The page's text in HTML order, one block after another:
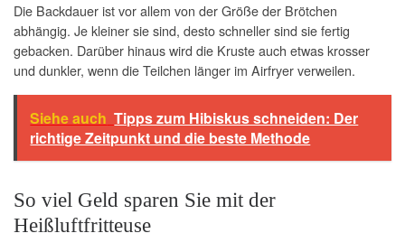
Die Backdauer ist vor allem von der Größe der Brötchen
abhängig. Je kleiner sie sind, desto schneller sind sie fertig
gebacken. Darüber hinaus wird die Kruste auch etwas krosser
und dunkler, wenn die Teilchen länger im Airfryer verweilen.
Siehe auch Tipps zum Hibiskus schneiden: Der
richtige Zeitpunkt und die beste Methode
So viel Geld sparen Sie mit der
Heißluftfritteuse